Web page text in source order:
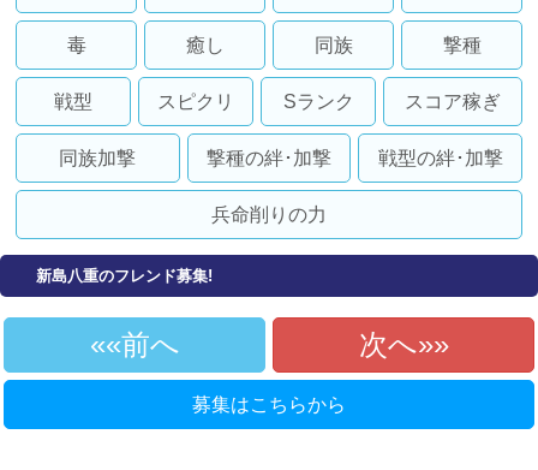
毒 癒し 同族 撃種
戦型 スピクリ Sランク スコア稼ぎ
同族加撃 撃種の絆･加撃 戦型の絆･加撃
兵命削りの力
新島八重のフレンド募集!
«前へ 次へ»
募集はこちらから